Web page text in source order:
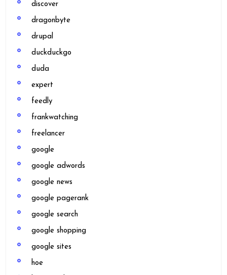
discover
dragonbyte
drupal
duckduckgo
duda
expert
feedly
frankwatching
freelancer
google
google adwords
google news
google pagerank
google search
google shopping
google sites
hoe